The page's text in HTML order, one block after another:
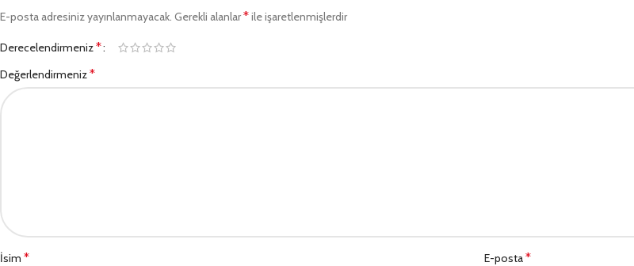
E-posta adresiniz yayınlanmayacak. Gerekli alanlar*ile işaretlenmişlerdir
Derecelendirmeniz*
Değerlendirmeniz*
İsim * E-posta*